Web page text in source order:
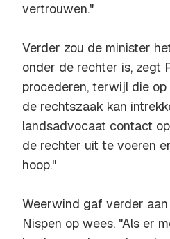
vertrouwen."
Verder zou de minister
onder de rechter is, zegt
procederen, terwijl die
de rechtszaak kan
landsadvocaat contact
de rechter uit te voeren
hoop."
Weerwind gaf verder
Nispen op wees. "Als er